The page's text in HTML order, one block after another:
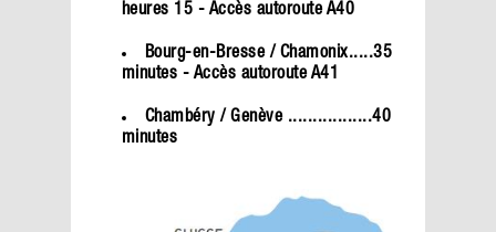
heures 15 - Accès autoroute A40
Bourg-en-Bresse / Chamonix.....35
minutes - Accès autoroute A41
Chambéry / Genève .................40
minutes